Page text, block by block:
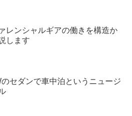
レンシャルギアの働きを構造か
します
のセダンで車中泊というニュージ